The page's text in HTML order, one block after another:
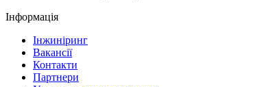
Інформація
Інжиніринг
Вакансії
Контакти
Партнери